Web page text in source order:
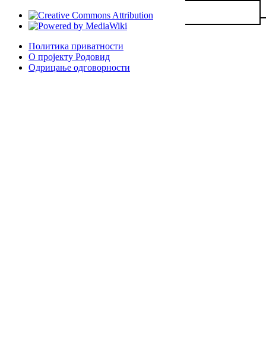
Политика приватности
О пројекту Родовид
Одрицање одговорности